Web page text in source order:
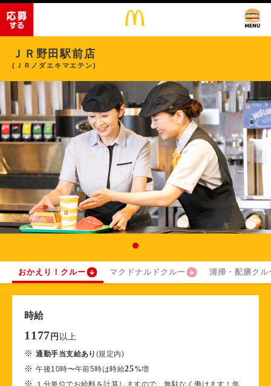
ＪＲ野田駅前店
(ＪＲノダエキマエテン)
おかえり！クルー マクドナルドクルー 清掃・配膳クル
時給
1177 円 以上
※通勤手当支給あり (規定内)
※午後10時〜午前5時は時給25%増
※
１分単位でお給料を計算しますので、無駄なく働けます！年